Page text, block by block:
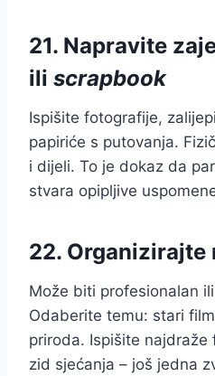
21. Napravite
ili scrapbook
Ispišite fotografije,
papiriće s putovanja.
i dijeli. To je dokaz da
stvara opipljive
22.
Može biti profesionalan ili
Odaberite temu: stari
priroda. Ispišite
zid sjećanja – još jedna